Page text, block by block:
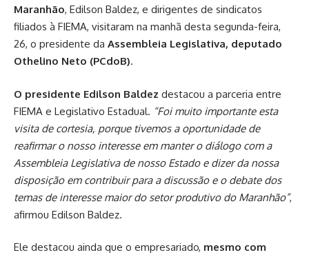
Maranhão, Edilson Baldez, e dirigentes de sindicatos
filiados à FIEMA, visitaram na manhã desta segunda-feira,
26, o presidente da Assembleia Legislativa, deputado
Othelino Neto (PCdoB).
O presidente Edilson Baldez destacou a parceria entre
FIEMA e Legislativo Estadual. “Foi muito importante esta
visita de cortesia, porque tivemos a oportunidade de
reafirmar o nosso interesse em manter o diálogo com a
Assembleia Legislativa de nosso Estado e dizer da nossa
disposição em contribuir para a discussão e o debate dos
temas de interesse maior do setor produtivo do Maranhão”,
afirmou Edilson Baldez.
Ele destacou ainda que o empresariado, mesmo com